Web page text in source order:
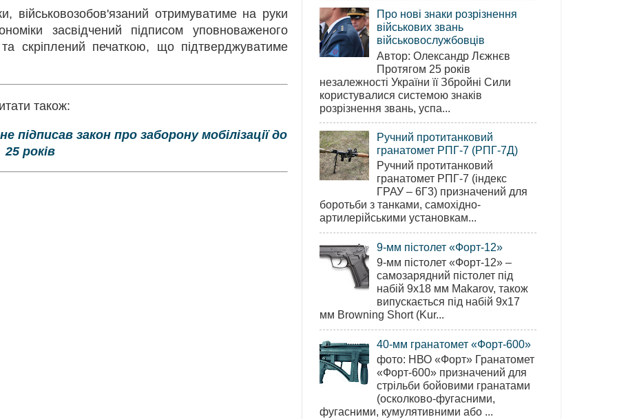
військовозобов'язаний отримуватиме на руки
засвідчений підписом уповноваженого
скріплений печаткою, що підтверджуватиме
також:
підписав закон про заборону мобілізації до
25 років
Про нові знаки розрізнення
військових звань
військовослужбовців
Автор: Олександр Лєжнєв
Протягом 25 років
незалежності України її Збройні Сили
користувалися системою знаків
розрізнення звань, успа...
Ручний протитанковий
гранатомет РПГ-7 (РПГ-7Д)
Ручний протитанковий
гранатомет РПГ-7 (індекс
ГРАУ – 6Г3) призначений для
боротьби з танками, самохідно-
артилерійськими установкам...
9-мм пістолет «Форт-12»
9-мм пістолет «Форт-12» –
самозарядний пістолет під
набій 9х18 мм Makarov, також
випускається під набій 9х17
мм Browning Short (Kur...
40-мм гранатомет «Форт-600»
фото: НВО «Форт» Гранатомет
«Форт-600» призначений для
стрільби бойовими гранатами
(осколково-фугасними,
фугасними, кумулятивними або ...